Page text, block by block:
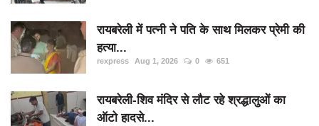
रायबरेली में पत्नी ने पति के साथ मिलकर प्रेमी की
हत्या...
rexpress Aug 1, 2026 0 651
रायबरेली-शिव मंदिर से लौट रहे श्रद्धालुओं का
ऑटो हादसे...